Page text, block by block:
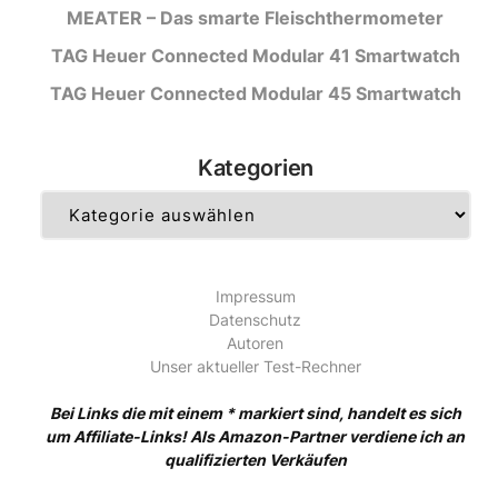
MEATER – Das smarte Fleischthermometer
TAG Heuer Connected Modular 41 Smartwatch
TAG Heuer Connected Modular 45 Smartwatch
Kategorien
Impressum
Datenschutz
Autoren
Unser aktueller Test-Rechner
Bei Links die mit einem * markiert sind, handelt es sich
um Affiliate-Links! Als Amazon-Partner verdiene ich an
qualifizierten Verkäufen